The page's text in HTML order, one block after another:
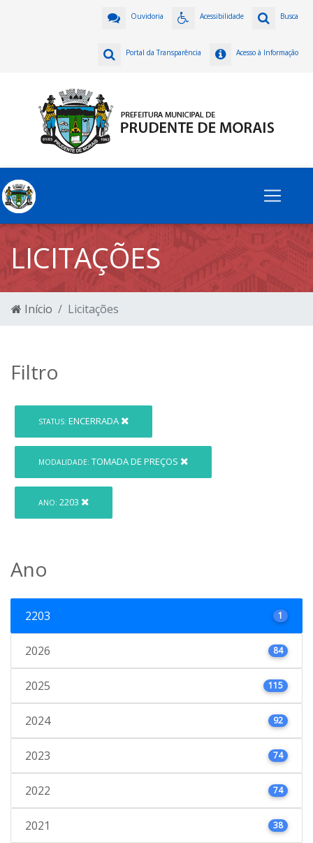
Busca
Acessibilidade
Ouvidoria
Acesso à Informação
Portal da Transparência
LICITAÇÕES
Início Licitações
Filtro
STATUS: ENCERRADA
MODALIDADE: TOMADA DE PREÇOS
ANO: 2203
Ano
2203 1
2026 84
2025 115
2024 92
2023 74
2022 74
2021 38